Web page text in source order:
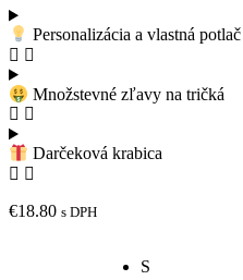
Personalizácia a vlastná potlač
Množstevné zľavy na tričká
Darčeková krabica
€18.80 s DPH
S